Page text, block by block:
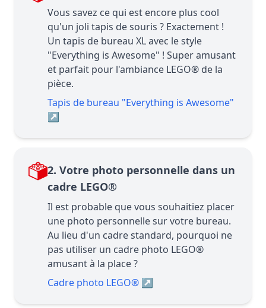
Vous savez ce qui est encore plus cool
qu'un joli tapis de souris ? Exactement !
Un tapis de bureau XL avec le style
"Everything is Awesome" ! Super amusant
et parfait pour l'ambiance LEGO® de la
pièce.
Tapis de bureau "Everything is Awesome"
↗
2. Votre photo personnelle dans un
cadre LEGO®
Il est probable que vous souhaitiez placer
une photo personnelle sur votre bureau.
Au lieu d'un cadre standard, pourquoi ne
pas utiliser un cadre photo LEGO®
amusant à la place ?
Cadre photo LEGO® ↗